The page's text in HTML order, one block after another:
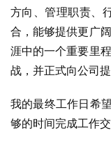
方向、管理职责、
合，能够提供更广
涯中的一个重要里
战，并正式向公司提
我的最终工作日希
够的时间完成工作